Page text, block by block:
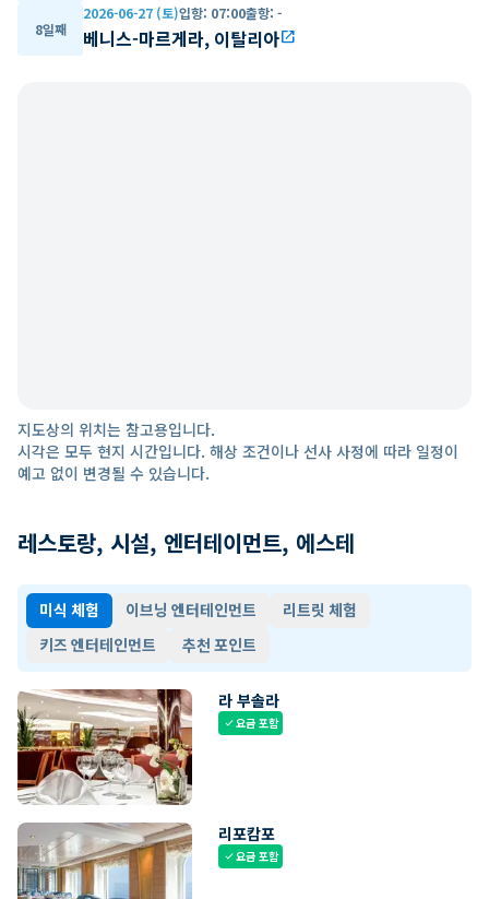
8일째
2026-06-27 (토)입항: 07:00출항: -
베니스-마르게라, 이탈리아open_in_new
지도상의 위치는 참고용입니다.
시각은 모두 현지 시간입니다. 해상 조건이나 선사 사정에 따라 일정이
예고 없이 변경될 수 있습니다.
레스토랑, 시설, 엔터테이먼트, 에스테
미식 체험 이브닝 엔터테인먼트
리트릿 체험
키즈 엔터테인먼트
추천 포인트
라 부솔라
check요금 포함
리포캄포
check요금 포함